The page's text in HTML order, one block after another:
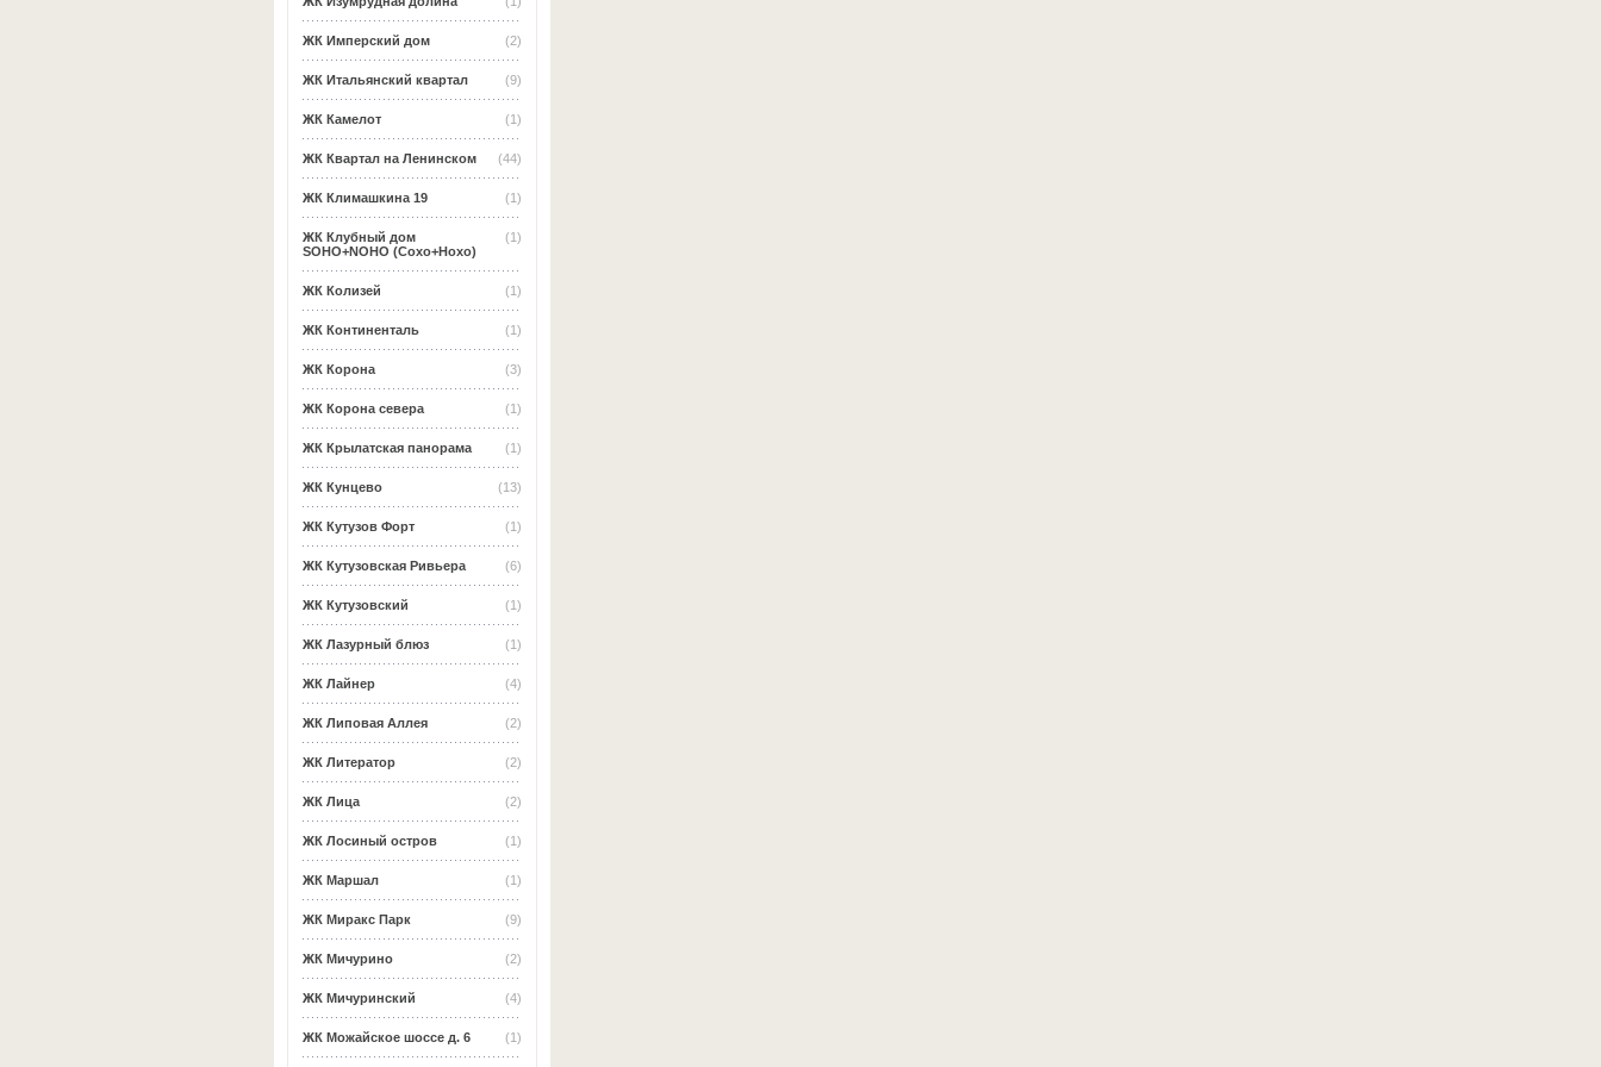
(2)
ЖК Имперский дом
(9)
ЖК Итальянский квартал
(1)
ЖК Камелот
(44)
ЖК Квартал на Ленинском
(1)
ЖК Климашкина 19
(1)
ЖК Клубный дом
SOHO+NOHO (Сохо+Нохо)
(1)
ЖК Колизей
(1)
ЖК Континенталь
(3)
ЖК Корона
(1)
ЖК Корона севера
(1)
ЖК Крылатская панорама
(13)
ЖК Кунцево
(1)
ЖК Кутузов Форт
(6)
ЖК Кутузовская Ривьера
(1)
ЖК Кутузовский
(1)
ЖК Лазурный блюз
(4)
ЖК Лайнер
(2)
ЖК Липовая Аллея
(2)
ЖК Литератор
(2)
ЖК Лица
(1)
ЖК Лосиный остров
(1)
ЖК Маршал
(9)
ЖК Миракс Парк
(2)
ЖК Мичурино
(4)
ЖК Мичуринский
(1)
ЖК Можайское шоссе д. 6